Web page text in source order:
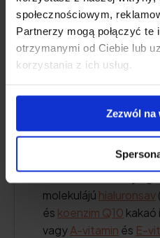
społecznościowym,
Partnerzy mogą połączyć
otrzymanymi od Ciebie lub
korzystania z ich usług.
Zezwól na
Kollagén tartalom:
kollagén hidrolizátum
molekulájú hialuronsav
és koenzim Q10 kakaó
vagyA-vitamin és E-